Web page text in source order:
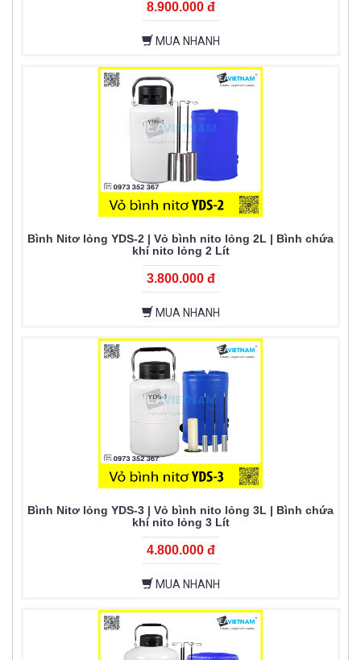
8.900.000 đ
MUA NHANH
Bình Nitơ lỏng YDS-2 | Vỏ bình nito lỏng 2L | Bình chứa
khí nito lỏng 2 Lít
3.800.000 đ
MUA NHANH
Bình Nitơ lỏng YDS-3 | Vỏ bình nito lỏng 3L | Bình chứa
khí nito lỏng 3 Lít
4.800.000 đ
MUA NHANH